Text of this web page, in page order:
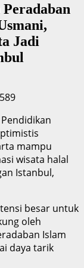
Jadi
mampu
wisata halal
Istanbul,
besar untuk
oleh
Islam
daya tarik